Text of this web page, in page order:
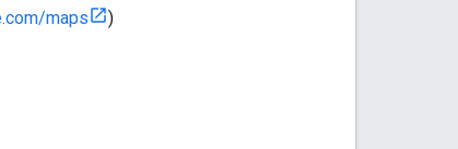
maps )